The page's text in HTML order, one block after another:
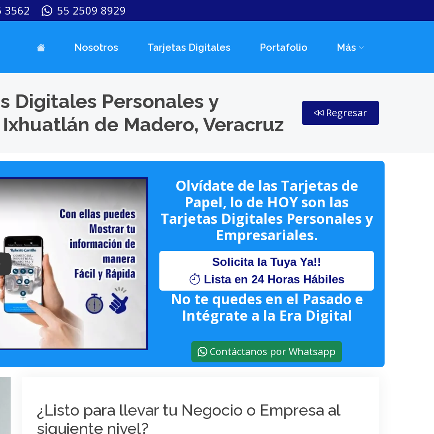
3562 55 2509 8929
Nosotros Tarjetas Digitales Portafolio Más
Digitales Personales y
de Madero, Veracruz
Regresar
Keynote (Google I/O '18)
Olvídate de las Tarjetas de
Papel, lo de HOY son las
Tarjetas Digitales Personales y
Empresariales.
Solicita la Tuya Ya!!
Lista en 24 Horas Hábiles
No te quedes en el Pasado e
Intégrate a la Era Digital
Contáctanos por Whatsapp
¿Listo para llevar tu Negocio o Empresa al
siguiente nivel?